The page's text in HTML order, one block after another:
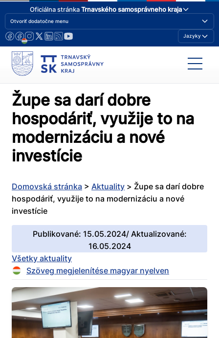
Oficiálna stránkaTrnavského samosprávneho kraja
Otvoriť dodatočne menu
Jazyky
Župe sa darí dobre
hospodáriť, využije to na
modernizáciu a nové
investície
Domovská stránka > Aktuality > Župe sa darí dobre
hospodáriť, využije to na modernizáciu a nové
investície
Publikované: 15.05.2024/ Aktualizované:
16.05.2024
Všetky aktuality
Szöveg megjelenítése magyar nyelven